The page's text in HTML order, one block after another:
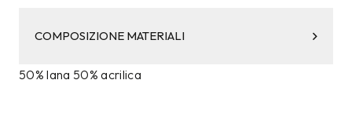
COMPOSIZIONE MATERIALI
50% lana 50% acrilica